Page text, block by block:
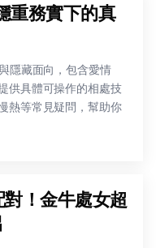
重務實下的真
隱藏面向，包含愛情
供具體可操作的相處技
熱等常見疑問，幫助你
！金牛處女超